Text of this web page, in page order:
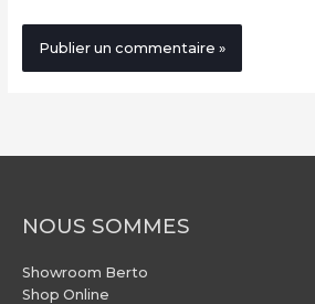
NOUS SOMMES
Showroom Berto
Shop Online